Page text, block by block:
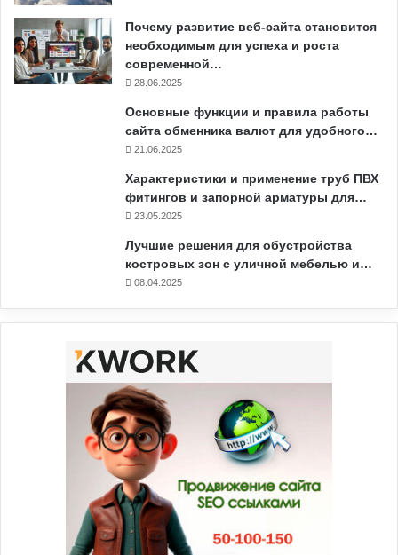
Почему развитие веб-сайта становится
необходимым для успеха и роста
современной…
28.06.2025
Основные функции и правила работы
сайта обменника валют для удобного…
21.06.2025
Характеристики и применение труб ПВХ
фитингов и запорной арматуры для…
23.05.2025
Лучшие решения для обустройства
костровых зон с уличной мебелью и…
08.04.2025